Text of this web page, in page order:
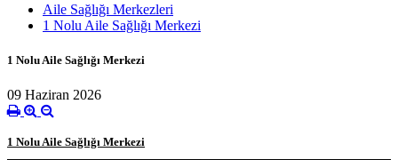
Aile Sağlığı Merkezleri
1 Nolu Aile Sağlığı Merkezi
1 Nolu Aile Sağlığı Merkezi
09 Haziran 2026
1 Nolu Aile Sağlığı Merkezi